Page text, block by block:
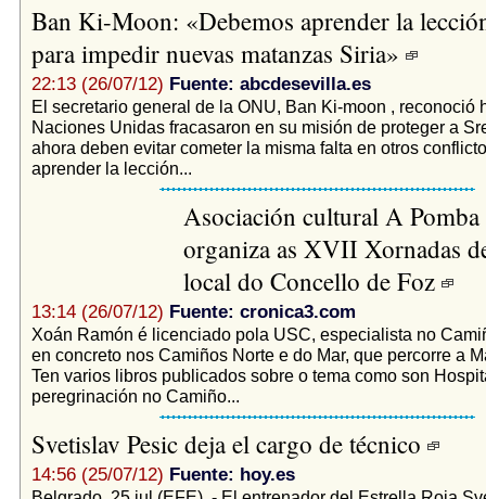
Ban Ki-Moon: «Debemos aprender la
para impedir nuevas matanzas Siria»
22:13 (26/07/12) Fuente: abcdesevilla.es
El secretario general de la ONU, Ban Ki-moon , reconoció
Naciones Unidas fracasaron en su misión de proteger a
ahora deben evitar cometer la misma falta en otros
aprender la lección...
Asociación cultural A
organiza as XVII Xornadas
local do Concello de Foz
13:14 (26/07/12) Fuente: cronica3.com
Xoán Ramón é licenciado pola USC, especialista no
en concreto nos Camiños Norte e do Mar, que percorre a
Ten varios libros publicados sobre o tema como son
peregrinación no Camiño...
Svetislav Pesic deja el cargo de técnico
14:56 (25/07/12) Fuente: hoy.es